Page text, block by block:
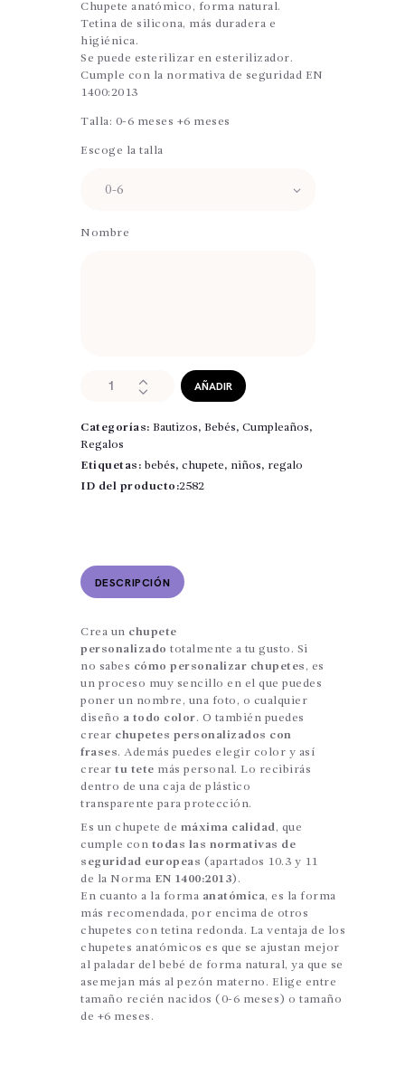
Chupete anatómico, forma natural.
Tetina de silicona, más duradera e
higiénica.
Se puede esterilizar en esterilizador.
Cumple con la normativa de seguridad EN
1400:2013
Talla: 0-6 meses +6 meses
Escoge la talla
Nombre
Chupete
Unicorn
Princess
cantidad
AÑADIR
Categorías: Bautizos, Bebés, Cumpleaños,
Regalos
Etiquetas: bebés, chupete, niños, regalo
ID del producto:2582
DESCRIPCIÓN
Crea un chupete
personalizado totalmente a tu gusto. Si
no sabes cómo personalizar chupetes , es
un proceso muy sencillo en el que puedes
poner un nombre, una foto, o cualquier
diseño a todo color. O también puedes
crear chupetes personalizados con
frases. Además puedes elegir color y así
crear tu tete más personal. Lo recibirás
dentro de una caja de plástico
transparente para protección.
Es un chupete de máxima calidad, que
cumple con todas las normativas de
seguridad europeas (apartados 10.3 y 11
de la Norma EN 1400:2013).
En cuanto a la forma anatómica, es la forma
más recomendada, por encima de otros
chupetes con tetina redonda. La ventaja de los
chupetes anatómicos es que se ajustan mejor
al paladar del bebé de forma natural, ya que se
asemejan más al pezón materno. Elige entre
tamaño recién nacidos (0-6 meses) o tamaño
de +6 meses.